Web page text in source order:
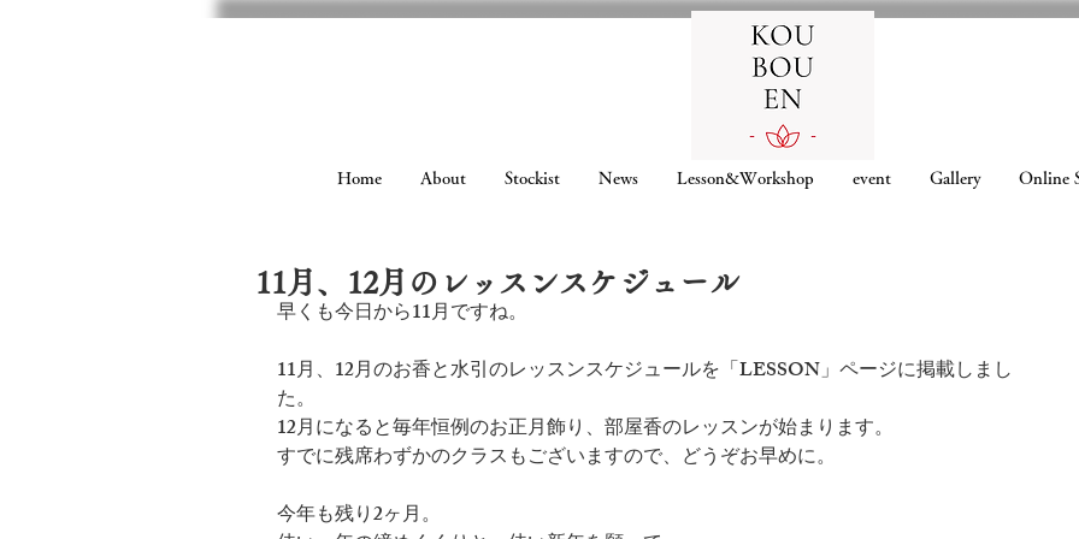
Home About Stockist News Lesson&Workshop event Gallery Online
11月、12月のレッスンスケジュール
早くも今日から11月ですね。
11月、12月のお香と水引のレッスンスケジュールを「LESSON」ページに掲載しまし
た。
12月になると毎年恒例のお正月飾り、部屋香のレッスンが始まります。
すでに残席わずかのクラスもございますので、どうぞお早めに。
今年も残り2ヶ月。